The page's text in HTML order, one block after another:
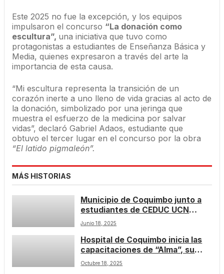
Este 2025 no fue la excepción, y los equipos
impulsaron el concurso “La donación como
escultura”, una iniciativa que tuvo como
protagonistas a estudiantes de Enseñanza Básica y
Media, quienes expresaron a través del arte la
importancia de esta causa.
“Mi escultura representa la transición de un
corazón inerte a uno lleno de vida gracias al acto de
la donación, simbolizado por una jeringa que
muestra el esfuerzo de la medicina por salvar
vidas”, declaró Gabriel Adaos, estudiante que
obtuvo el tercer lugar en el concurso por la obra
“El latido pigmaleón”.
MÁS HISTORIAS
Municipio de Coquimbo junto a
estudiantes de CEDUC UCN
impulsan operativo de limpieza en
Junio 18, 2025
Hospital de Coquimbo inicia las
capacitaciones de “Alma”, su
nuevo sistema de ficha clínica
Octubre 18, 2025